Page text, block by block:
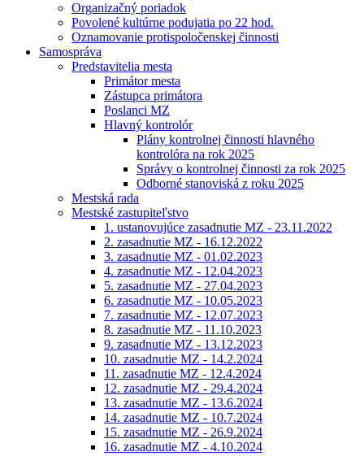
Organizačný poriadok
Povolené kultúrne podujatia po 22 hod.
Oznamovanie protispoločenskej činnosti
Samospráva
Predstavitelia mesta
Primátor mesta
Zástupca primátora
Poslanci MZ
Hlavný kontrolór
Plány kontrolnej činnosti hlavného
kontrolóra na rok 2025
Správy o kontrolnej činnosti za rok 2025
Odborné stanoviská z roku 2025
Mestská rada
Mestské zastupiteľstvo
1. ustanovujúce zasadnutie MZ - 23.11.2022
2. zasadnutie MZ - 16.12.2022
3. zasadnutie MZ - 01.02.2023
4. zasadnutie MZ - 12.04.2023
5. zasadnutie MZ - 27.04.2023
6. zasadnutie MZ - 10.05.2023
7. zasadnutie MZ - 12.07.2023
8. zasadnutie MZ - 11.10.2023
9. zasadnutie MZ - 13.12.2023
10. zasadnutie MZ - 14.2.2024
11. zasadnutie MZ - 12.4.2024
12. zasadnutie MZ - 29.4.2024
13. zasadnutie MZ - 13.6.2024
14. zasadnutie MZ - 10.7.2024
15. zasadnutie MZ - 26.9.2024
16. zasadnutie MZ - 4.10.2024